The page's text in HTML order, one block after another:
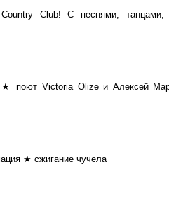
Club! С песнями, танцами,
★ поют Victoria Olize и Алексей
★ сжигание чучела